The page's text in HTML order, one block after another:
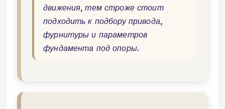
движения, тем строже стоит
подходить к подбору привода,
фурнитуры и параметров
фундамента под опоры.